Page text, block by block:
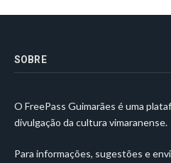
SOBRE
O FreePass Guimarães é uma
divulgação da cultura vimaranense.
Para informações, sugestões e